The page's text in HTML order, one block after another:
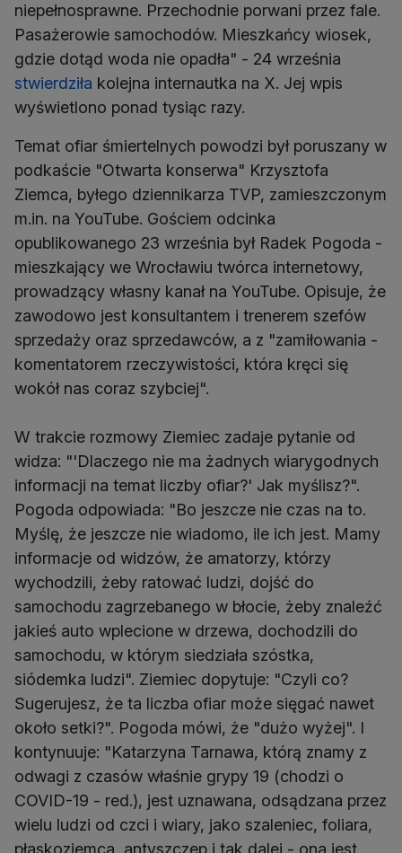
niepełnosprawne. Przechodnie porwani przez fale.
Pasażerowie samochodów. Mieszkańcy wiosek,
gdzie dotąd woda nie opadła" - 24 września
stwierdziła kolejna internautka na X. Jej wpis
wyświetlono ponad tysiąc razy.
Temat ofiar śmiertelnych powodzi był poruszany w
podkaście "Otwarta konserwa" Krzysztofa
Ziemca, byłego dziennikarza TVP, zamieszczonym
m.in. na YouTube. Gościem odcinka
opublikowanego 23 września był Radek Pogoda -
mieszkający we Wrocławiu twórca internetowy,
prowadzący własny kanał na YouTube. Opisuje, że
zawodowo jest konsultantem i trenerem szefów
sprzedaży oraz sprzedawców, a z "zamiłowania -
komentatorem rzeczywistości, która kręci się
wokół nas coraz szybciej".
W trakcie rozmowy Ziemiec zadaje pytanie od
widza: "'Dlaczego nie ma żadnych wiarygodnych
informacji na temat liczby ofiar?' Jak myślisz?".
Pogoda odpowiada: "Bo jeszcze nie czas na to.
Myślę, że jeszcze nie wiadomo, ile ich jest. Mamy
informacje od widzów, że amatorzy, którzy
wychodzili, żeby ratować ludzi, dojść do
samochodu zagrzebanego w błocie, żeby znaleźć
jakieś auto wplecione w drzewa, dochodzili do
samochodu, w którym siedziała szóstka,
siódemka ludzi". Ziemiec dopytuje: "Czyli co?
Sugerujesz, że ta liczba ofiar może sięgać nawet
około setki?". Pogoda mówi, że "dużo wyżej". I
kontynuuje: "Katarzyna Tarnawa, którą znamy z
odwagi z czasów właśnie grypy 19 (chodzi o
COVID-19 - red.), jest uznawana, odsądzana przez
wielu ludzi od czci i wiary, jako szaleniec, foliara,
płaskoziemca, antyszczep i tak dalej - ona jest